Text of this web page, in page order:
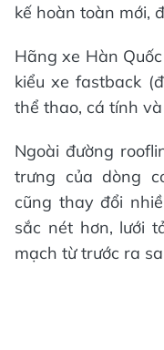
kế hoàn toàn mới,
Hãng xe Hàn
kiểu xe fastback
thể thao, cá tính
Ngoài đường
trưng của dòng
cũng thay đổi
sắc nét hơn, lưới
mạch từ trước ra